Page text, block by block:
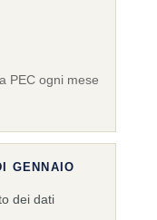
PEC ogni mese
GENNAIO
dei dati